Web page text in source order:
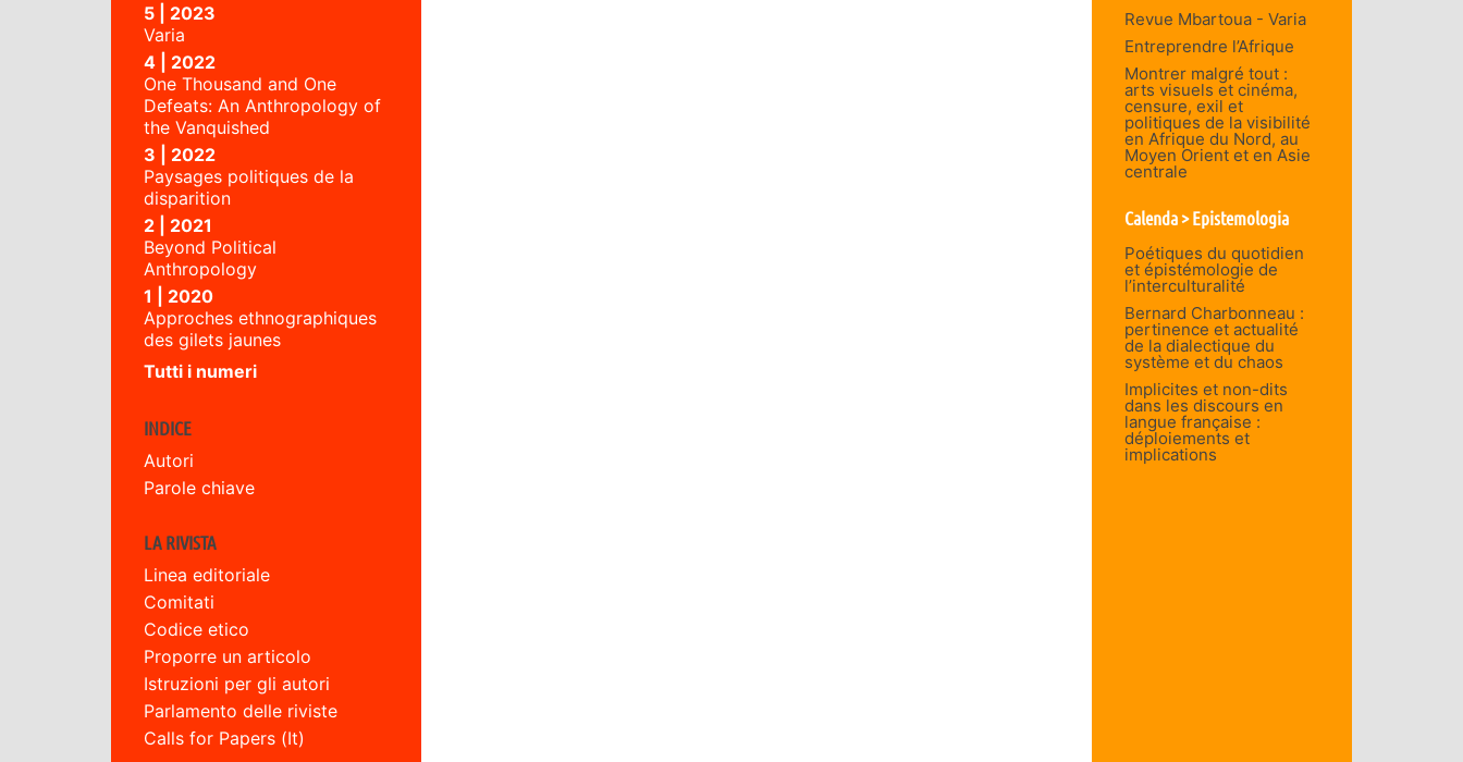
5 | 2023
Varia
4 | 2022
One Thousand and One
Defeats: An Anthropology of
the Vanquished
3 | 2022
Paysages politiques de la
disparition
2 | 2021
Beyond Political
Anthropology
1 | 2020
Approches ethnographiques
des gilets jaunes
Tutti i numeri
INDICE
Autori
Parole chiave
LA RIVISTA
Linea editoriale
Comitati
Codice etico
Proporre un articolo
Istruzioni per gli autori
Parlamento delle riviste
Calls for Papers (It)
Revue Mbartoua - Varia
Entreprendre l’Afrique
Montrer malgré tout :
arts visuels et cinéma,
censure, exil et
politiques de la visibilité
en Afrique du Nord, au
Moyen Orient et en Asie
centrale
Calenda > Epistemologia
Poétiques du quotidien
et épistémologie de
l’interculturalité
Bernard Charbonneau :
pertinence et actualité
de la dialectique du
système et du chaos
Implicites et non-dits
dans les discours en
langue française :
déploiements et
implications